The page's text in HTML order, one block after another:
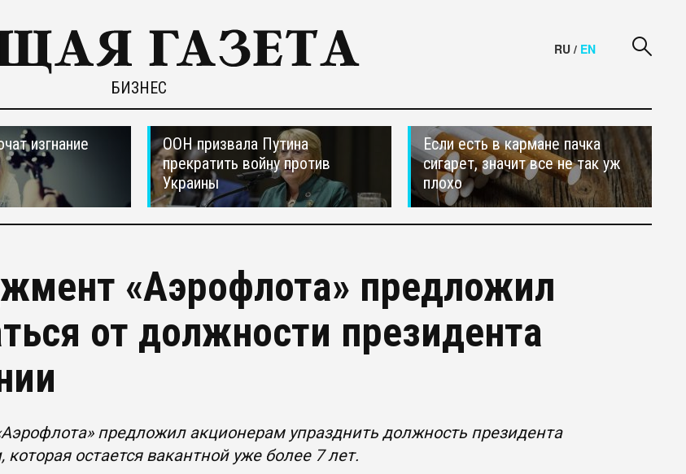
БИЗНЕС
RU / EN
изгнание
ООН призвала Путина
прекратить войну против
Украины
Если есть в кармане пачка
сигарет, значит все не так уж
плохо
«Аэрофлота» предложил
от должности президента
предложил акционерам упразднить должность президента
остается вакантной уже более 7 лет.